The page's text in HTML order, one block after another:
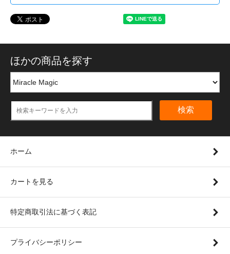
ほかの商品を探す
検索
ホーム
カートを見る
特定商取引法に基づく表記
プライバシーポリシー